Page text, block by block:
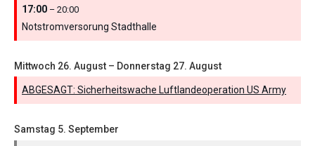
17:00 – 20:00
Notstromversorung Stadthalle
Mittwoch 26. August – Donnerstag 27. August
ABGESAGT: Sicherheitswache Luftlandeoperation US Army
Samstag 5. September